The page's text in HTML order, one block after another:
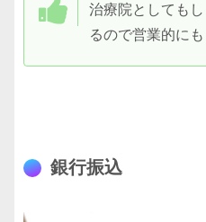
治療院としても
るので営業的に
銀行振込